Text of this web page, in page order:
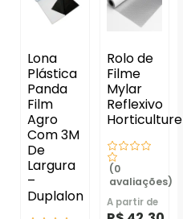
Lona
Plástica
Panda
Film
Agro
Com 3M
De
Largura
–
Duplalon
Rolo de
Filme
Mylar
Reflexivo
Horticulture
(0
avaliações)
A partir de